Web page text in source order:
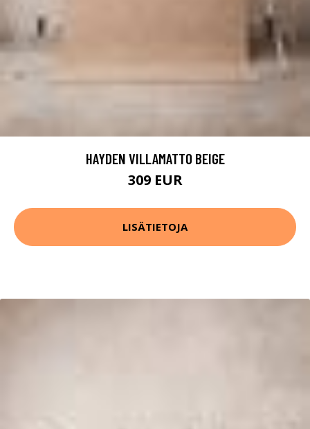
HAYDEN VILLAMATTO BEIGE
309 EUR
LISÄTIETOJA